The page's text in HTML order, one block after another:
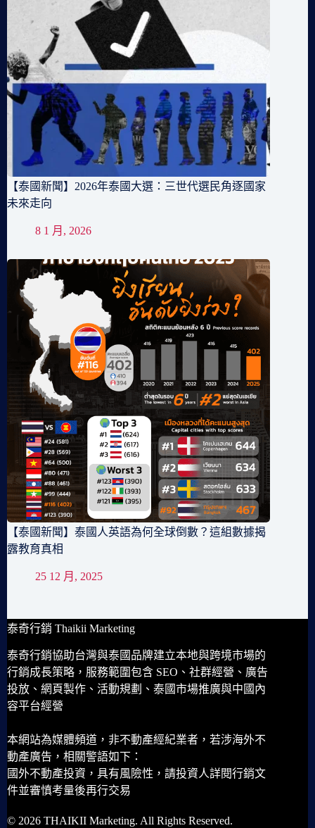
【泰國新聞】2026年泰國大選：三世代選民角逐國家
未來走向
8 1 月, 2026
【泰國新聞】泰國人英語為何全球倒數？這組數據揭
露教育真相
25 12 月, 2025
泰奇行銷 Thaikii Marketing
泰奇行銷協助台灣與泰國品牌建立本地與跨境市場的
行銷成長策略，服務範圍包含 SEO、社群經營、廣告
投放、網頁製作、活動規劃、泰國市場推廣與中國內
容平台經營
本網站為媒體頻道，非不動產經紀業者，若涉海外不
動產廣告，相關警語如下：
國外不動產投資，具有風險性，請投資人詳閱行銷文
件並審慎考量後再行交易
© 2026 THAIKII Marketing. All Rights Reserved.